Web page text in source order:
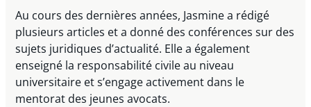
Au cours des dernières années, Jasmine a rédigé
plusieurs articles et a donné des conférences sur des
sujets juridiques d’actualité. Elle a également
enseigné la responsabilité civile au niveau
universitaire et s’engage activement dans le
mentorat des jeunes avocats.